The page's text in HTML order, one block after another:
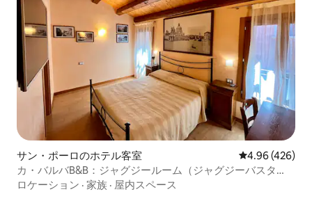
サン・ポーロのホテル客室 レビュー426
4.96 (426)
カ・バルバB&B：ジャグジールーム（ジャグジーバスタ
ブ）
ロケーション · 家族 · 屋内スペース